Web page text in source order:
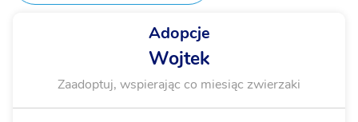
Adopcje
Wojtek
Zaadoptuj, wspierając co miesiąc zwierzaki